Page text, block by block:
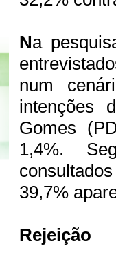
Na
num
intenções
Gomes
1,4%.
39,7%
Rejeição